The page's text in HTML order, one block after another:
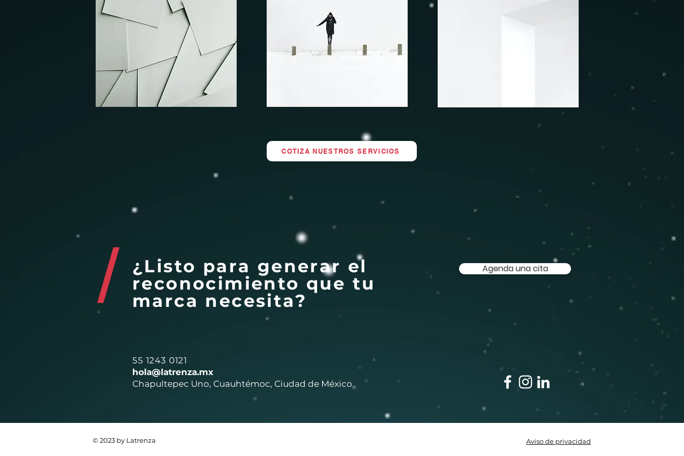
COTIZA NUESTROS SERVICIOS
¿Listo para generar el
reconocimiento que tu
marca necesita?
Agenda una cita
55 1243 0121
hola@latrenza.mx
Chapultepec Uno, Cuauhtémoc, Ciudad de México
© 2023 by Latrenza Aviso de privacidad